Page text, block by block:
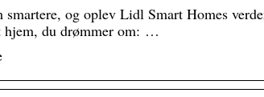
smartere, og oplev Lidl Smart Homes
hjem, du drømmer om: …